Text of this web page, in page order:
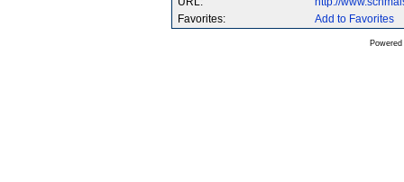
Favorites:
Add to Favorites